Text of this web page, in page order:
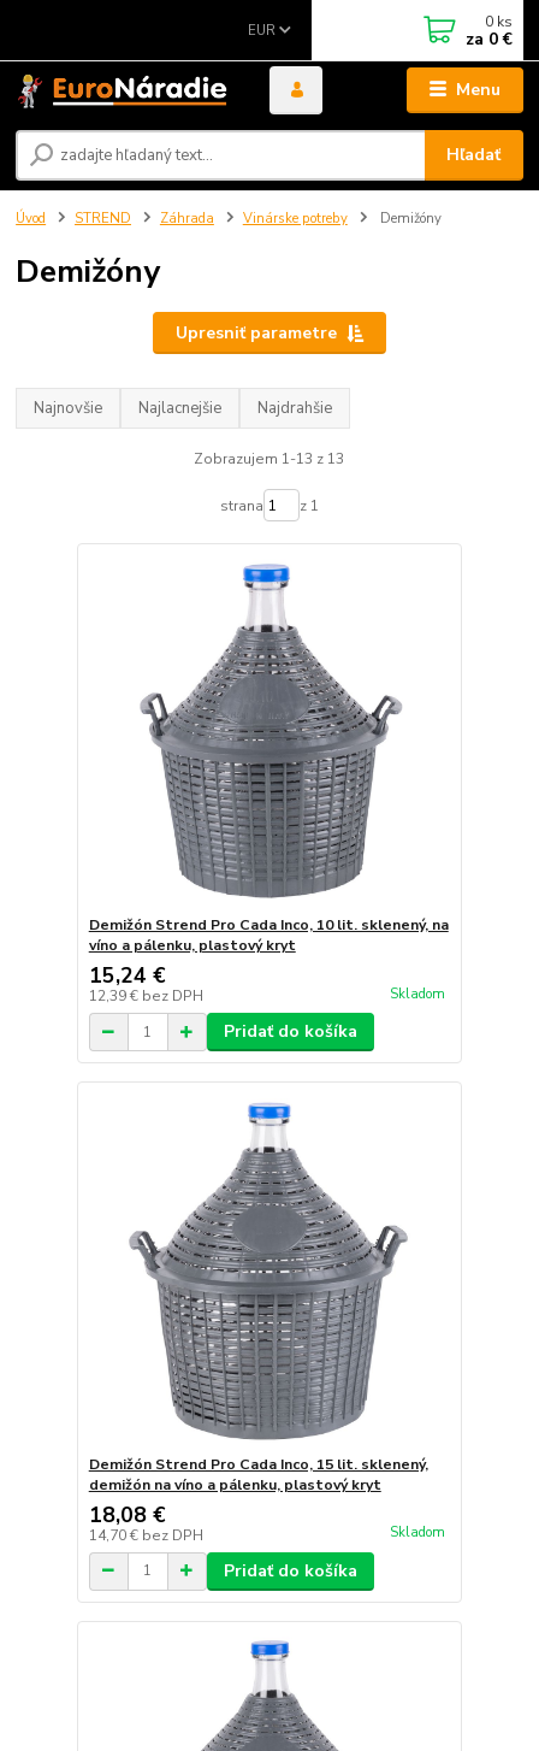
Menu
EUR
Hľadať
0 ks
za 0 €
Úvod STREND Záhrada Vinárske potreby Demižóny
Demižóny
Upresniť parametre
Najnovšie Najlacnejšie Najdrahšie
Zobrazujem 1-13 z 13
strana z 1
Demižón Strend Pro Cada Inco, 10 lit. sklenený, na
víno a pálenku, plastový kryt
15,24 €
12,39 € bez DPH Skladom
Pridať do košíka
Demižón Strend Pro Cada Inco, 15 lit. sklenený,
demižón na víno a pálenku, plastový kryt
18,08 €
14,70 € bez DPH Skladom
Pridať do košíka